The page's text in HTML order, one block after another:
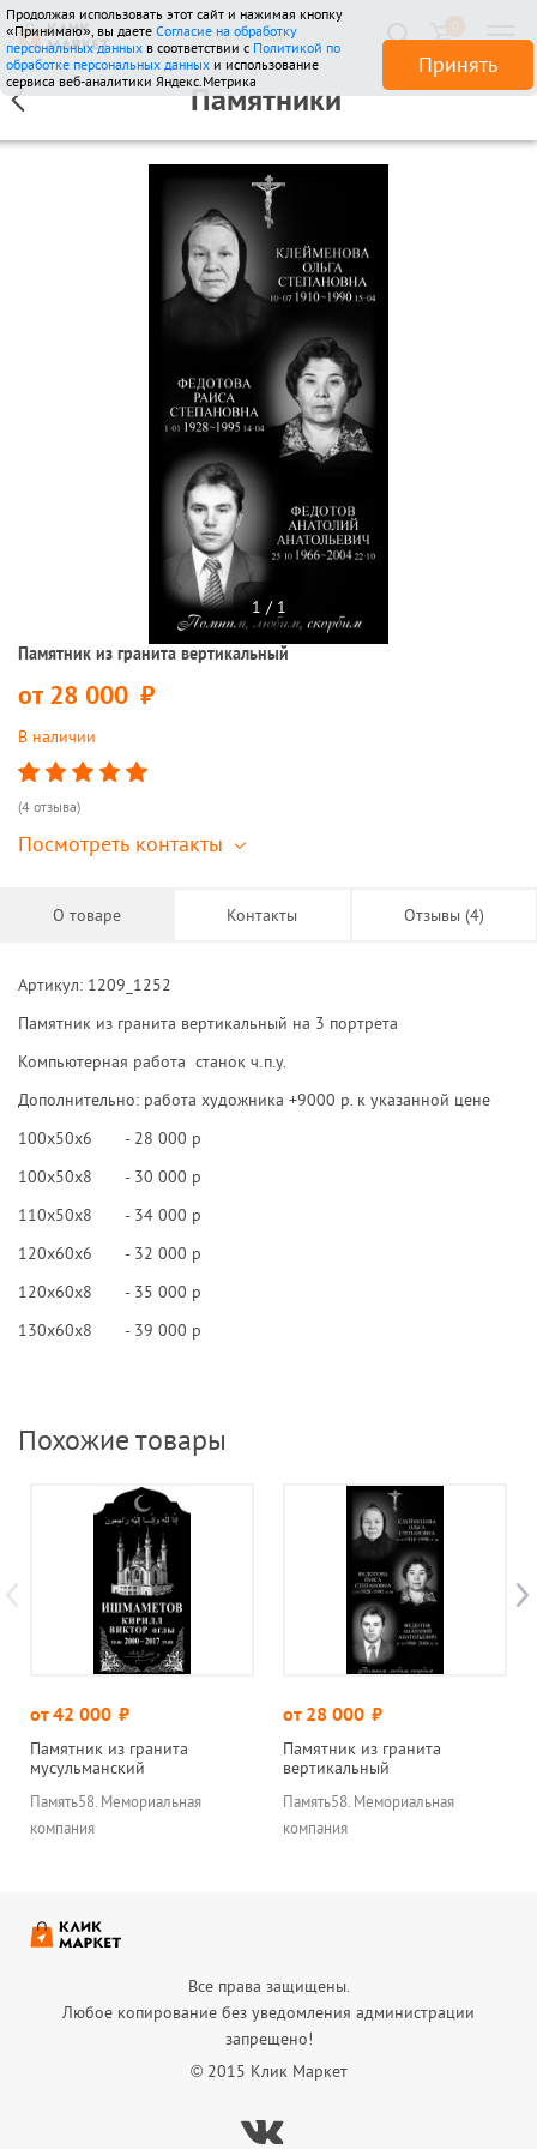
510 отзывов
Продолжая использовать этот сайт и нажимая кнопку
«Принимаю», вы даете Согласие на обработку
персональных данных в соответствии с Политикой по
обработке персональных данных и использование
сервиса веб-аналитики Яндекс.Метрика
Принять
Памятники
1 / 1
Памятник из гранита вертикальный
от28 000 руб.
В наличии
(4 отзыва)
Посмотреть контакты
О товаре Контакты Отзывы (4)
Артикул: 1209_1252
Памятник из гранита вертикальный на 3 портрета
Компьютерная работа станок ч.п.у.
Дополнительно: работа художника +9000 р. к указанной цене
100х50х6 - 28 000 р
100х50х8 - 30 000 р
110х50х8 - 34 000 р
120х60х6 - 32 000 р
120х60х8 - 35 000 р
130х60х8 - 39 000 р
Похожие товары
от 42 000 руб.
Памятник из гранита
мусульманский
Память58. Мемориальная
компания
от 28 000 руб.
Памятник из гранита
вертикальный
Память58. Мемориальная
компания
Все права защищены.
Любое копирование без уведомления администрации
запрещено!
© 2015 Клик Маркет
Вконтакте